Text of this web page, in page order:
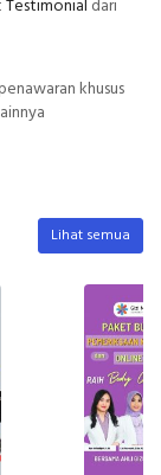
Testimonial dari
khusus
Lihat semua